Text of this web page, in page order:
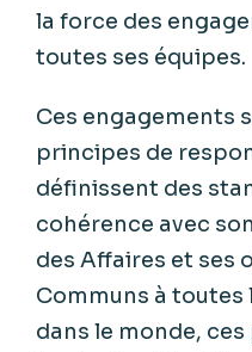
la force des
toutes ses équipes.
Ces engagements
principes de
définissent des
cohérence avec
des Affaires et ses
Communs à toutes
dans le monde, ces